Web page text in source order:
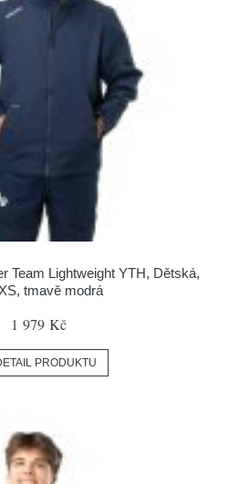
Team Lightweight YTH, Dětská,
tmavě modrá
1 979 Kč
PRODUKTU